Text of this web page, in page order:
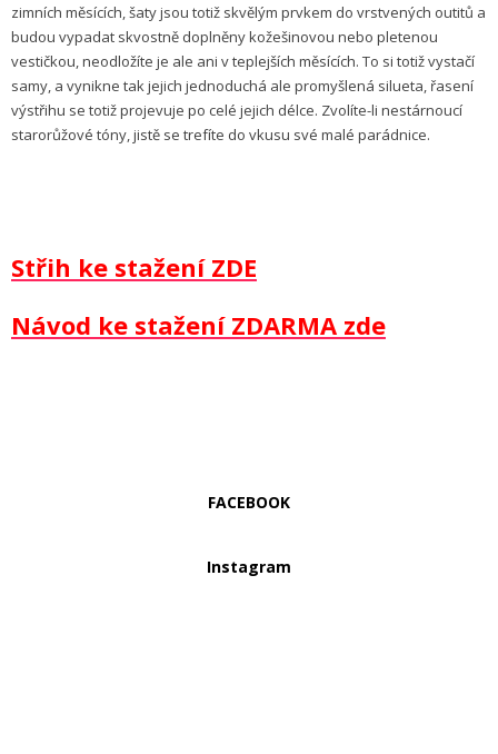
zimních měsících, šaty jsou totiž skvělým prvkem do vrstvených outitů a
budou vypadat skvostně doplněny kožešinovou nebo pletenou
vestičkou, neodložíte je ale ani v teplejších měsících. To si totiž vystačí
samy, a vynikne tak jejich jednoduchá ale promyšlená silueta, řasení
výstřihu se totiž projevuje po celé jejich délce. Zvolíte-li nestárnoucí
starorůžové tóny, jistě se trefíte do vkusu své malé parádnice.
Střih ke stažení ZDE
Návod ke stažení ZDARMA zde
FACEBOOK
Instagram